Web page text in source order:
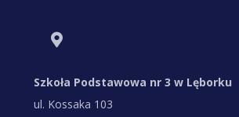
Szkoła Podstawowa nr 3 w Lęborku
ul. Kossaka 103